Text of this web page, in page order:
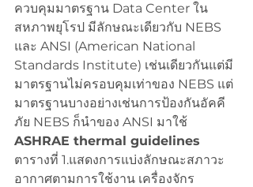
ควบคุมมาตรฐาน Data Center ใน
สหภาพยุโรป มีลักษณะเดียวกับ NEBS
และ ANSI (American National
Standards Institute) เช่นเดียวกันแต่มี
มาตรฐานไม่ครอบคุมเท่าของ NEBS แต่
มาตรฐานบางอย่างเช่นการป้องกันอัคคี
ภัย NEBS ก็นำของ ANSI มาใช้
ASHRAE thermal guidelines
ตารางที่ 1.แสดงการแบ่งลักษณะสภาวะ
อากาศตามการใช้งาน เครื่องจักร